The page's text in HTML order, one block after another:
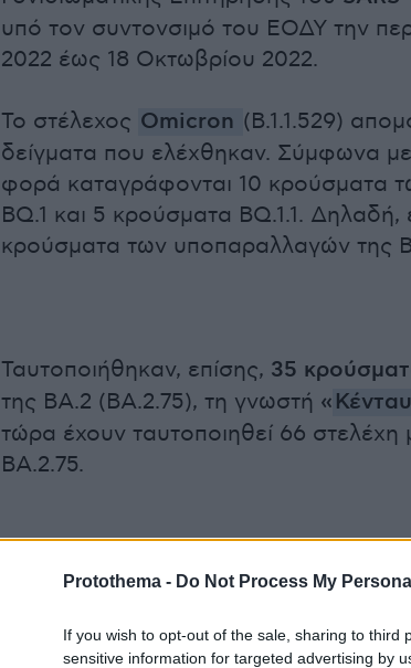
Protothema - Do Not Process My
If you wish to opt-out of the sale, sharing to third
sensitive information for targeted advertising by
υπό τον συντονσιμό του ΕΟΔΥ την
2022 έως 18 Οκτωβρίου 2022.
Το στέλεχος Omicron (B.1.1.529)
δείγματα που ελέχθηκαν. Σύμφωνα με
φορά καταγράφονται 10 κρούσματα
BQ.1 και 5 κρούσματα ΒQ.1.1. Δηλαδή,
κρούσματα των υποπαραλλαγών της
Ταυτοποιήθηκαν, επίσης, 35
της BA.2 (BA.2.75), τη γνωστή «
τώρα έχουν ταυτοποιηθεί 66
BA.2.75.
Παραιτήθηκαν δύο υπουργοί